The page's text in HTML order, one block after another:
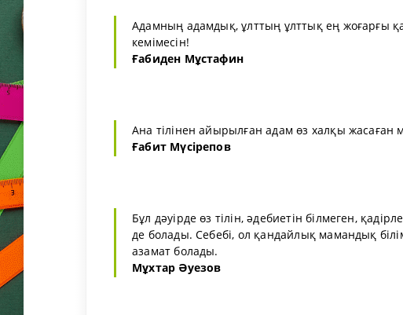
Адамның адамдық, ұлттың ұлттық ең жоғарғы
кемімесін!
Ғабиден Мұстафин
Ана тілінен айырылған адам өз халқы
Ғабит Мүсірепов
Бұл дәуірде өз тілін, әдебиетін білмеген,
де болады. Себебі, ол қандайлық мамандық
азамат болады.
Мұхтар Әуезов